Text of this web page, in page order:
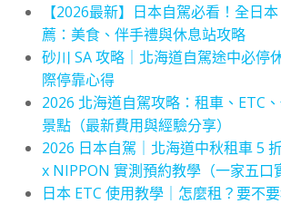
【2026最新】日本自駕必看！全日
薦：美食、伴手禮與休息站攻略
砂川 SA 攻略｜北海道自駕途中必停
際停靠心得
2026 北海道自駕攻略：租車、ETC
景點（最新費用與經驗分享）
2026 日本自駕｜北海道中秋租車 5
x NIPPON 實測預約教學（一家五口
日本 ETC 使用教學｜怎麼租？要不